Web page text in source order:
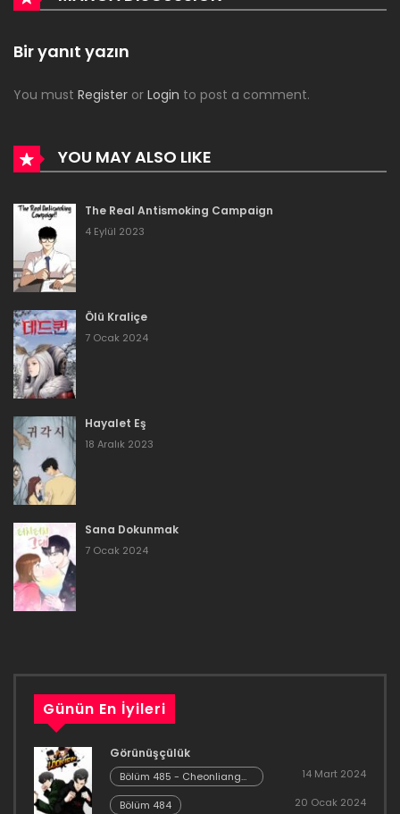
11 Ocak 2024
16 Aralık 2023
Bölüm 50
16 Aralık 2023
Bölüm 49
16 Aralık 2023
16 Aralık 2023
Bölüm 47
16 Aralık 2023
Bölüm 46
16 Aralık 2023
Bölüm 44
16 Aralık 2023
Bölüm 43
16 Aralık 2023
Bir yanıt yazın
You must Register or Login to post a comment.
YOU MAY ALSO LIKE
The Real Antismoking Campaign
4 Eylül 2023
Ölü Kraliçe
7 Ocak 2024
Hayalet Eş
18 Aralık 2023
Sana Dokunmak
7 Ocak 2024
Günün En İyileri
Görünüşçülük
Bölüm 485 - Cheonliang
[04]
14 Mart 2024
Bölüm 484 20 Ocak 2024